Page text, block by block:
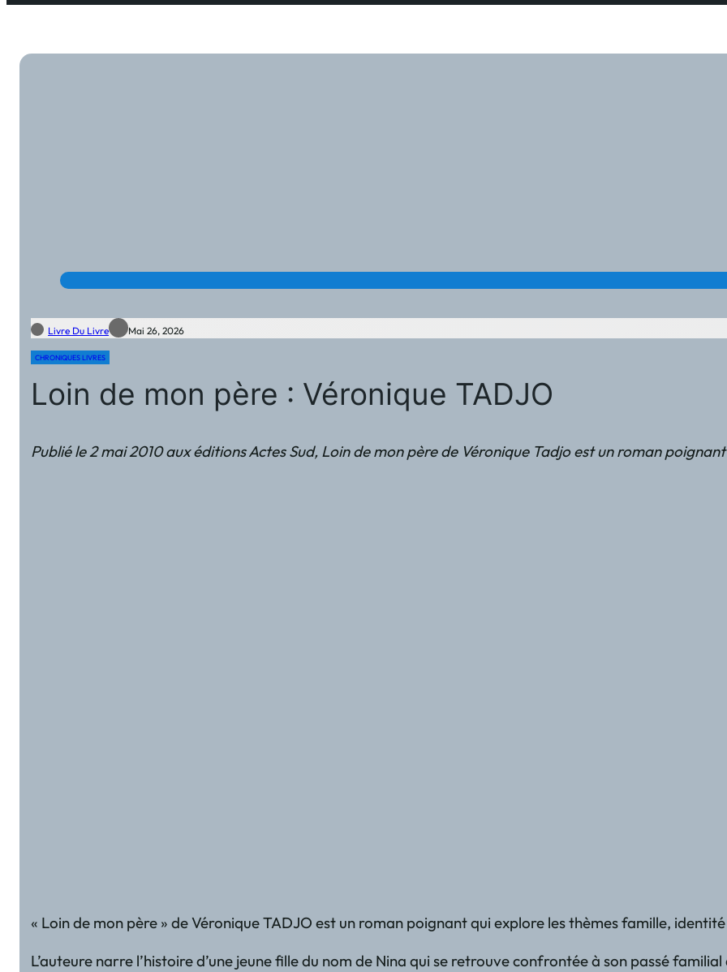
Livre Du Livre Mai 26, 2026
CHRONIQUES LIVRES
Loin de mon père : Véronique TADJO
Publié le 2 mai 2010 aux éditions Actes Sud, Loin de mon père de Véronique Tadjo est un roman
« Loin de mon père » de Véronique TADJO est un roman poignant qui explore les thèmes famille,
L’auteure narre l’histoire d’une jeune fille du nom de Nina qui se retrouve confrontée à son passé